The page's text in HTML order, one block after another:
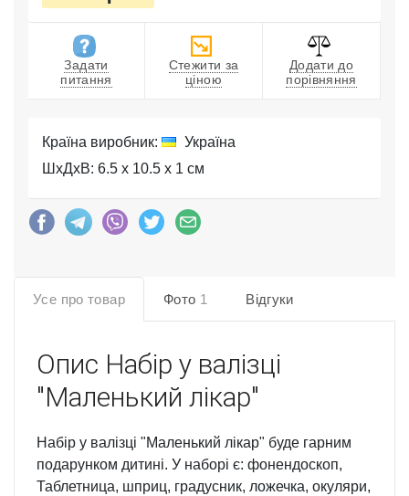
Задати
питання
Стежити за
ціною
Додати до
порівняння
Країна виробник:
Україна
ШхДхВ: 6.5 x 10.5 x 1 см
Усе про товар Фото 1 Відгуки
Опис Набір у валізці
"Маленький лікар"
Набір у валізці "Маленький лікар" буде гарним
подарунком дитині. У наборі є: фонендоскоп,
Таблетница, шприц, градусник, ложечка, окуляри,